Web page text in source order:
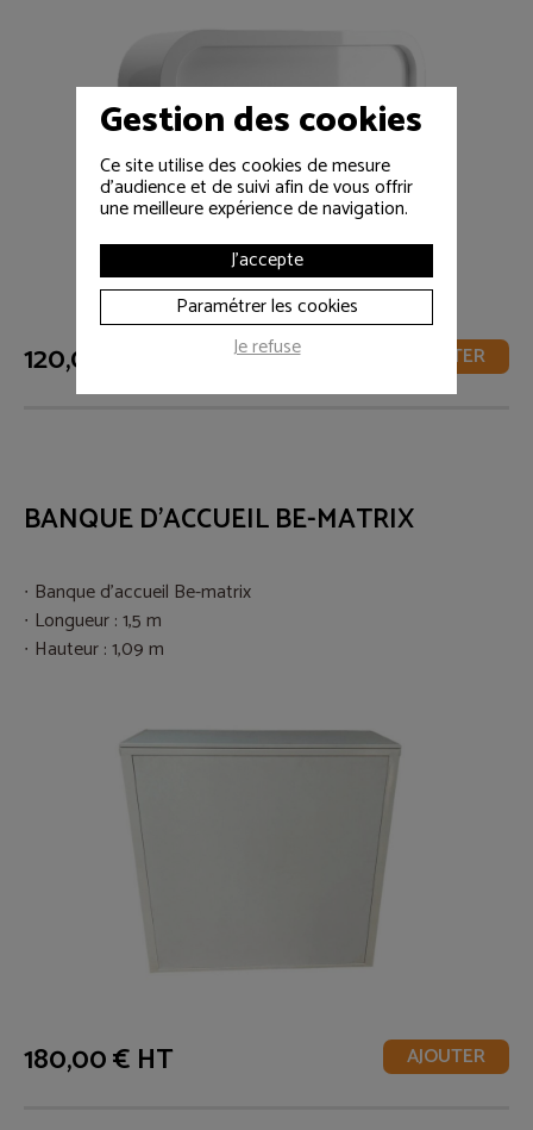
120,00 € HT AJOUTER
BANQUE D'ACCUEIL BE-MATRIX
Banque d’accueil Be-matrix
Longueur : 1,5 m
Hauteur : 1,09 m
180,00 € HT AJOUTER
Gestion des cookies
Ce site utilise des cookies de mesure
d'audience et de suivi afin de vous offrir
une meilleure expérience de navigation.
J'accepte
Paramétrer les cookies
Je refuse